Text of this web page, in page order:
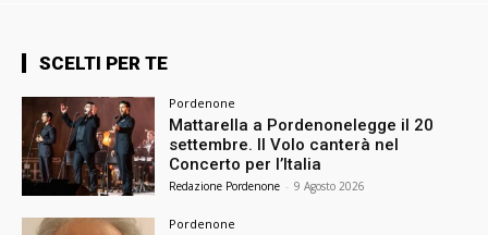
SCELTI PER TE
Pordenone
Mattarella a Pordenonelegge il 20
settembre. Il Volo canterà nel
Concerto per l’Italia
Redazione Pordenone - 9 Agosto 2026
Pordenone